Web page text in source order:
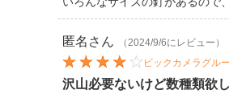
匿名 さん
（2024/9/6にレビュー）
ビックカメラグル
沢山必要ないけど数種類欲